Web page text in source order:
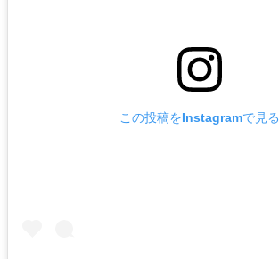
この投稿をInstagramで見る